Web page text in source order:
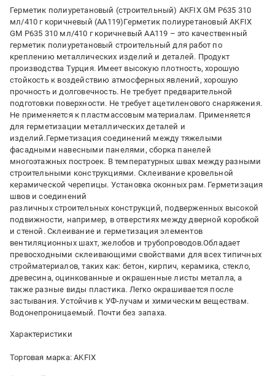
Герметик полиуретановый (строительный) AKFIX GM P635 310
мл/410 г коричневый (AA119)Герметик полиуретановый AKFIX
GM P635 310 мл/410 г коричневый AA119 – это качественный
герметик полиуретановый строительный для работ по
креплению металлических изделий и деталей. Продукт
производства Турция. Имеет высокую плотность, хорошую
стойкость к воздействию атмосферных явлений, хорошую
прочность и долговечность. Не требует предварительной
подготовки поверхности. Не требует ацетиленового снаряжения.
Не применяется к пластмассовым материалам. Применяется
для герметизации металлических деталей и
изделий.Герметизация соединений между тяжелыми
фасадными навесными панелями, сборка панелей
многоэтажных построек. В температурных швах между разными
строительными конструкциями. Склеивание кровельной
керамической черепицы. Установка оконных рам. Герметизация
швов и соединений
различных строительных конструкций, подверженных высокой
подвижности, например, в отверстиях между дверной коробкой
и стеной. Склеивание и герметизация элементов
вентиляционных шахт, желобов и трубопроводов.Обладает
превосходными склеивающими свойствами для всех типичных
стройматериалов, таких как: бетон, кирпич, керамика, стекло,
древесина, оцинкованные и окрашенные листы металла, а
также разные виды пластика. Легко окрашивается после
застывания. Устойчив к УФ-лучам и химическим веществам.
Водонепроницаемый. Почти без запаха.
Характеристики
Торговая марка: AKFIX